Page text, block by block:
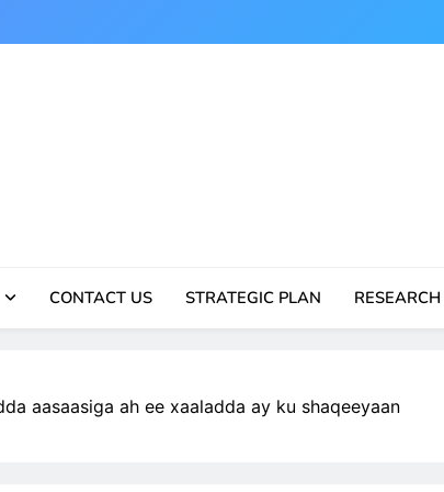
CONTACT US STRATEGIC PLAN
aasaasiga ah ee xaaladda ay ku shaqeeyaan